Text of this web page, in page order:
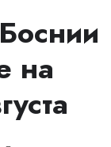
на